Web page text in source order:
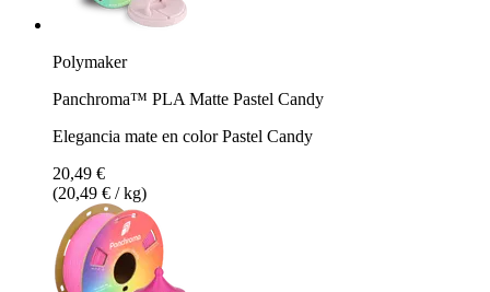
Polymaker
Panchroma™ PLA Matte Pastel Candy
Elegancia mate en color Pastel Candy
20,49 €
(20,49 € / kg)